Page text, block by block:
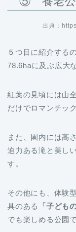
出典：
５つ目に紹介する
78.6haに及ぶ広大
紅葉の見頃には山
だけでロマンチッ
また、園内には高
迫力ある滝と美し
す。
その他にも、体験
具のある
「子ども
でも楽しめる公園で